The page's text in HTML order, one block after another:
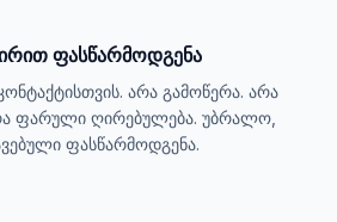
ფასწარმოდგენა
არა გამოწერა. არა
ფარული ღირებულება. უბრალო,
ფასწარმოდგენა.